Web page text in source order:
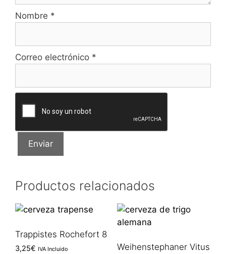
Nombre *
Correo electrónico *
Productos relacionados
Trappistes Rochefort 8
3,25€ IVA Incluido Weihenstephaner Vitus